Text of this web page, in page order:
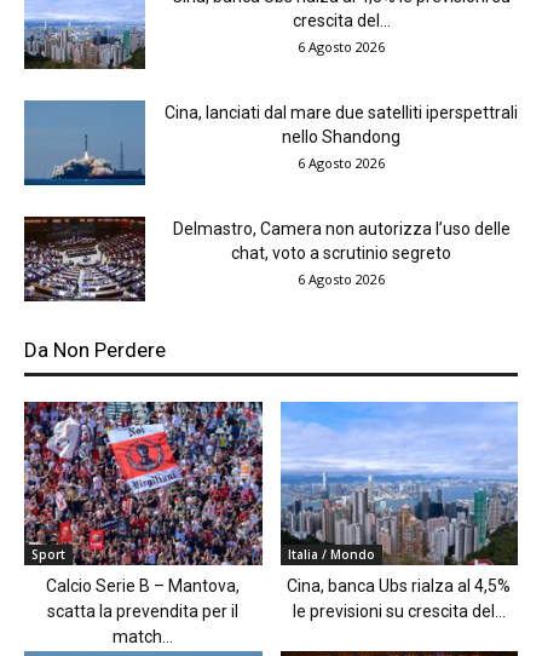
crescita del...
6 Agosto 2026
Cina, lanciati dal mare due satelliti iperspettrali
nello Shandong
6 Agosto 2026
Delmastro, Camera non autorizza l’uso delle
chat, voto a scrutinio segreto
6 Agosto 2026
Da Non Perdere
Sport
Calcio Serie B – Mantova,
scatta la prevendita per il
match...
Italia / Mondo
Cina, banca Ubs rialza al 4,5%
le previsioni su crescita del...